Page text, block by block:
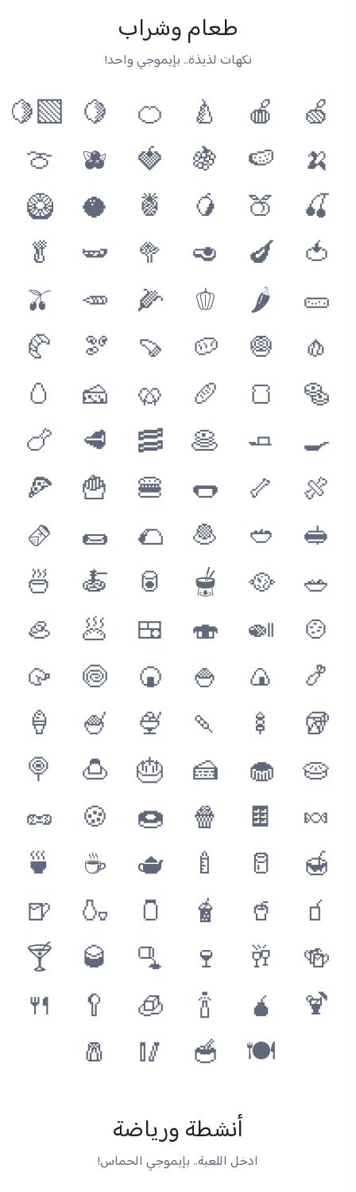
طعام وشراب
نكهات لذيذة.. بإيموجي واحد!
🍏
🍎
🍐
🍊
🍋
🍋‍🟩
🍌
🍉
🍇
🍓
🫐
🍈
🍒
🍑
🥭
🍍
🥥
🥝
🍅
🍆
🥑
🥦
🫛
🥬
🥒
🌶
🫑
🌽
🥕
🫒
🧄
🧅
🥔
🍠
🫘
🥐
🥯
🍞
🥖
🥨
🧀
🥚
🍳
🧈
🥞
🥓
🥩
🍗
🍖
🦴
🌭
🍔
🍟
🍕
🥪
🥙
🧆
🌮
🌯
🫔
🥗
🥘
🫕
🥫
🍝
🍜
🍲
🍛
🍣
🍱
🥟
🦪
🍤
🍙
🍚
🍘
🍥
🥠
🥡
🍢
🍡
🍨
🍧
🍦
🥧
🧁
🍰
🎂
🍮
🍭
🍬
🍫
🍿
🍩
🍪
🥜
🍯
🥛
🍼
🫖
☕️
🍵
🧃
🥤
🧋
🫙
🍶
🍺
🍻
🥂
🍷
🫗
🥃
🍸
🍹
🧉
🍾
🧊
🥄
🍴
🍽
🥣
🥢
🧂
أنشطة ورياضة
ادخل اللعبة.. بإيموجي الحماس!